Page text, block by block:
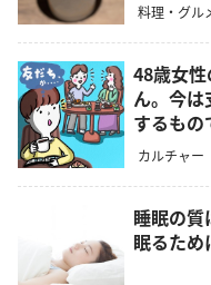
料理・グル
48歳女
ん。今は
するもの
カルチャー
睡眠の質
眠るた